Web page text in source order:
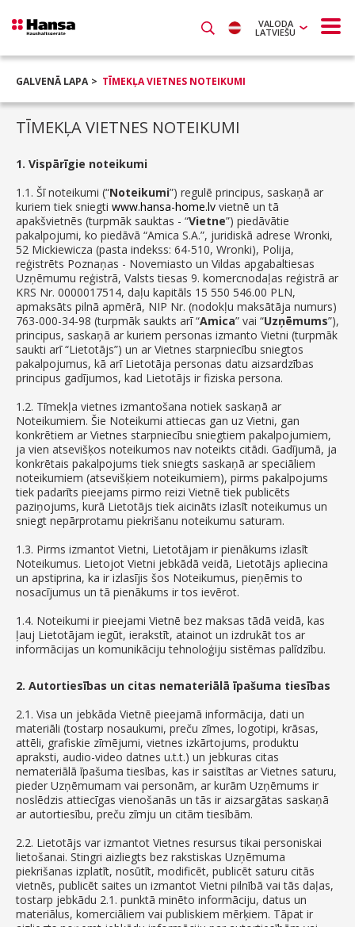
VALODA
LATVIEŠU
GALVENĀ LAPA TĪMEKĻA VIETNES NOTEIKUMI
TĪMEKĻA VIETNES NOTEIKUMI
1. Vispārīgie noteikumi
1.1. Šī noteikumi (“Noteikumi”) regulē principus, saskaņā ar
kuriem tiek sniegti www.hansa-home.lv vietnē un tā
apakšvietnēs (turpmāk sauktas - “Vietne”) piedāvātie
pakalpojumi, ko piedāvā “Amica S.A.”, juridiskā adrese Wronki,
52 Mickiewicza (pasta indekss: 64-510, Wronki), Polija,
reģistrēts Poznaņas - Novemiasto un Vildas apgabaltiesas
Uzņēmumu reģistrā, Valsts tiesas 9. komercnodaļas reģistrā ar
KRS Nr. 0000017514, daļu kapitāls 15 550 546.00 PLN,
apmaksāts pilnā apmērā, NIP Nr. (nodokļu maksātāja numurs)
763-000-34-98 (turpmāk saukts arī “Amica” vai “Uzņēmums”),
principus, saskaņā ar kuriem personas izmanto Vietni (turpmāk
saukti arī “Lietotājs”) un ar Vietnes starpniecību sniegtos
pakalpojumus, kā arī Lietotāja personas datu aizsardzības
principus gadījumos, kad Lietotājs ir fiziska persona.
1.2. Tīmekļa vietnes izmantošana notiek saskaņā ar
Noteikumiem. Šie Noteikumi attiecas gan uz Vietni, gan
konkrētiem ar Vietnes starpniecību sniegtiem pakalpojumiem,
ja vien atsevišķos noteikumos nav noteikts citādi. Gadījumā, ja
konkrētais pakalpojums tiek sniegts saskaņā ar speciāliem
noteikumiem (atsevišķiem noteikumiem), pirms pakalpojums
tiek padarīts pieejams pirmo reizi Vietnē tiek publicēts
paziņojums, kurā Lietotājs tiek aicināts izlasīt noteikumus un
sniegt nepārprotamu piekrišanu noteikumu saturam.
1.3. Pirms izmantot Vietni, Lietotājam ir pienākums izlasīt
Noteikumus. Lietojot Vietni jebkādā veidā, Lietotājs apliecina
un apstiprina, ka ir izlasījis šos Noteikumus, pieņēmis to
nosacījumus un tā pienākums ir tos ievērot.
1.4. Noteikumi ir pieejami Vietnē bez maksas tādā veidā, kas
ļauj Lietotājam iegūt, ierakstīt, atainot un izdrukāt tos ar
informācijas un komunikāciju tehnoloģiju sistēmas palīdzību.
2. Autortiesības un citas nemateriālā īpašuma tiesības
2.1. Visa un jebkāda Vietnē pieejamā informācija, dati un
materiāli (tostarp nosaukumi, preču zīmes, logotipi, krāsas,
attēli, grafiskie zīmējumi, vietnes izkārtojums, produktu
apraksti, audio-video datnes u.t.t.) un jebkuras citas
nemateriālā īpašuma tiesības, kas ir saistītas ar Vietnes saturu,
pieder Uzņēmumam vai personām, ar kurām Uzņēmums ir
noslēdzis attiecīgas vienošanās un tās ir aizsargātas saskaņā
ar autortiesību, preču zīmju un citām tiesībām.
2.2. Lietotājs var izmantot Vietnes resursus tikai personiskai
lietošanai. Stingri aizliegts bez rakstiskas Uzņēmuma
piekrišanas izplatīt, nosūtīt, modificēt, publicēt saturu citās
vietnēs, publicēt saites un izmantot Vietni pilnībā vai tās daļas,
tostarp jebkādu 2.1. punktā minēto informāciju, datus un
materiālus, komerciāliem vai publiskiem mērķiem. Tāpat ir